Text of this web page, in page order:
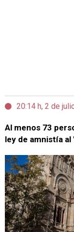
20:14 h, 2 de
Al menos 73
ley de amnistía al